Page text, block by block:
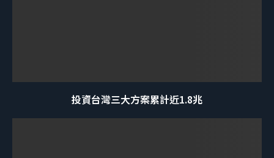
投資台灣三大方案累計近1.8兆